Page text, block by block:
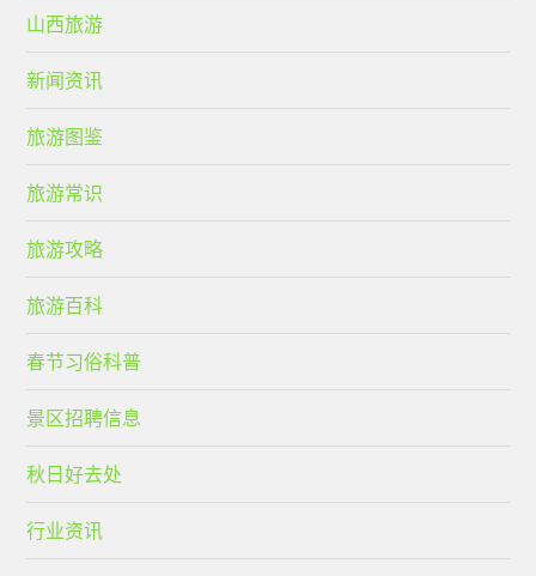
山西旅游
新闻资讯
旅游图鉴
旅游常识
旅游攻略
旅游百科
春节习俗科普
景区招聘信息
秋日好去处
行业资讯